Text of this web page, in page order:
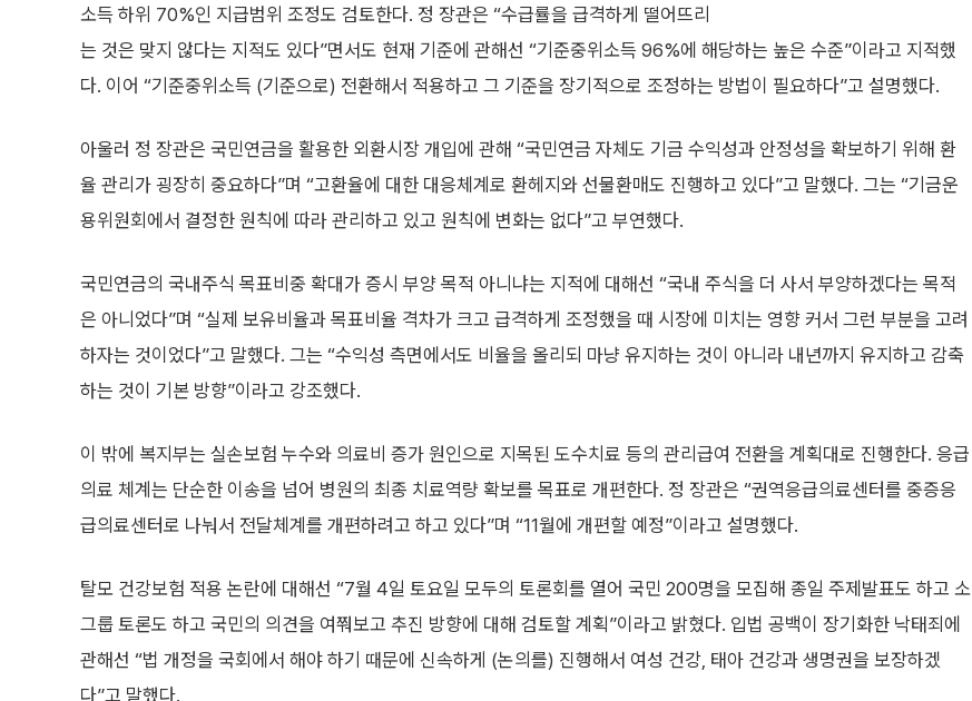
소득 하위 70%인 지급범위 조정도 검토한다. 정 장관은 “수급률을 급격하게 떨어뜨리
는 것은 맞지 않다는 지적도 있다”면서도 현재 기준에 관해선 “기준중위소득 96%에 해당하는 높은 수준”이라고 지적했
다. 이어 “기준중위소득 (기준으로) 전환해서 적용하고 그 기준을 장기적으로 조정하는 방법이 필요하다”고 설명했다.
아울러 정 장관은 국민연금을 활용한 외환시장 개입에 관해 “국민연금 자체도 기금 수익성과 안정성을 확보하기 위해 환
율 관리가 굉장히 중요하다”며 “고환율에 대한 대응체계로 환헤지와 선물환매도 진행하고 있다”고 말했다. 그는 “기금운
용위원회에서 결정한 원칙에 따라 관리하고 있고 원칙에 변화는 없다”고 부연했다.
국민연금의 국내주식 목표비중 확대가 증시 부양 목적 아니냐는 지적에 대해선 “국내 주식을 더 사서 부양하겠다는 목적
은 아니었다”며 “실제 보유비율과 목표비율 격차가 크고 급격하게 조정했을 때 시장에 미치는 영향 커서 그런 부분을 고려
하자는 것이었다”고 말했다. 그는 “수익성 측면에서도 비율을 올리되 마냥 유지하는 것이 아니라 내년까지 유지하고 감축
하는 것이 기본 방향”이라고 강조했다.
이 밖에 복지부는 실손보험 누수와 의료비 증가 원인으로 지목된 도수치료 등의 관리급여 전환을 계획대로 진행한다. 응급
의료 체계는 단순한 이송을 넘어 병원의 최종 치료역량 확보를 목표로 개편한다. 정 장관은 “권역응급의료센터를 중증응
급의료센터로 나눠서 전달체계를 개편하려고 하고 있다”며 “11월에 개편할 예정”이라고 설명했다.
탈모 건강보험 적용 논란에 대해선 “7월 4일 토요일 모두의 토론회를 열어 국민 200명을 모집해 종일 주제발표도 하고 소
그룹 토론도 하고 국민의 의견을 여쭤보고 추진 방향에 대해 검토할 계획”이라고 밝혔다. 입법 공백이 장기화한 낙태죄에
관해선 “법 개정을 국회에서 해야 하기 때문에 신속하게 (논의를) 진행해서 여성 건강, 태아 건강과 생명권을 보장하겠
다”고 말했다.